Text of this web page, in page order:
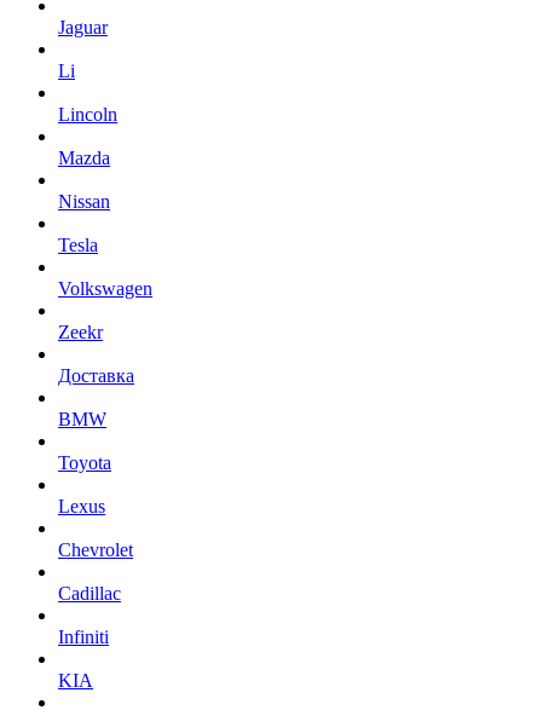
Jaguar
Li
Lincoln
Mazda
Nissan
Tesla
Volkswagen
Zeekr
Доставка
BMW
Toyota
Lexus
Chevrolet
Cadillac
Infiniti
KIA